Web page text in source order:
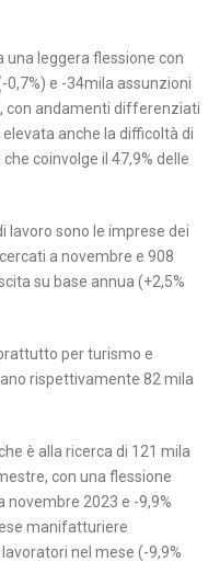
una leggera flessione con
e -34mila assunzioni
con andamenti differenziati
anche la difficoltà di
coinvolge il 47,9% delle
lavoro sono le imprese dei
a novembre e 908
su base annua (+2,5%
per turismo e
rispettivamente 82 mila
è alla ricerca di 121 mila
con una flessione
novembre 2023 e -9,9%
manifatturiere
nel mese (-9,9%